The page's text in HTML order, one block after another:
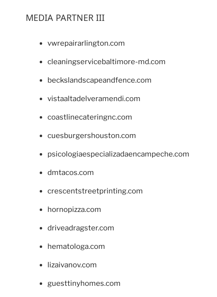
MEDIA PARTNER III
vwrepairarlington.com
cleaningservicebaltimore-md.com
beckslandscapeandfence.com
vistaaltadelveramendi.com
coastlinecateringnc.com
cuesburgershouston.com
psicologiaespecializadaencampeche.com
dmtacos.com
crescentstreetprinting.com
hornopizza.com
driveadragster.com
hematologa.com
lizaivanov.com
guesttinyhomes.com